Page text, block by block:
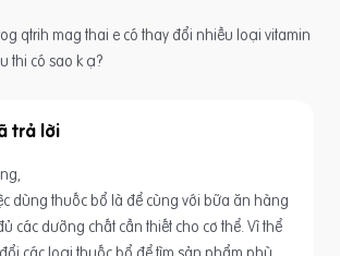
qtrih mag thai e có thay đổi nhiều loại vitamin
thi có sao k ạ?
dùng thuốc bổ là để cùng với bữa ăn hàng
các dưỡng chất cần thiết cho cơ thể. Vì thể